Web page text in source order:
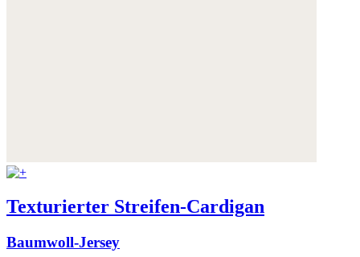
Texturierter Streifen-Cardigan
Baumwoll-Jersey